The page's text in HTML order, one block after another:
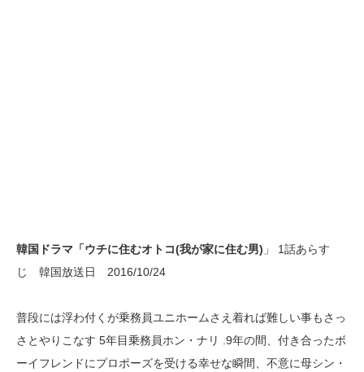
韓国ドラマ「ウチに住むオトコ(我が家に住む男) 」 1話あらす
じ 韓国放送日 2016/10/24
普段には浮わ付くが乗務員ユニホームさえ着れば難しい事もさっ
さとやりこなす 5年目乗務員ホン・ナリ .9年の間、付き合ったボ
ーイフレンドにプロポーズを受ける幸せな瞬間、不意に母シン・